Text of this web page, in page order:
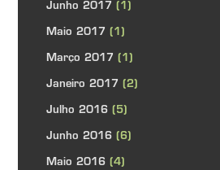
Junho 2017 (1)
Maio 2017 (1)
Março 2017 (1)
Janeiro 2017 (2)
Julho 2016(5)
Junho 2016(6)
Maio 2016(4)